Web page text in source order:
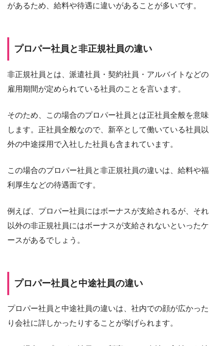
があるため、給料や待遇に違いがあることが多いです。
プロパー社員と非正規社員の違い
非正規社員とは、派遣社員・契約社員・アルバイトなどの
雇用期間が定められている社員のことを言います。
そのため、この場合のプロパー社員とは正社員全般を意味
します。正社員全般なので、新卒として働いている社員以
外の中途採用で入社した社員も含まれています。
この場合のプロパー社員と非正規社員の違いは、給料や福
利厚生などの待遇面です。
例えば、プロパー社員にはボーナスが支給されるが、それ
以外の非正規社員にはボーナスが支給されないといったケ
ースがあるでしょう。
プロパー社員と中途社員の違い
プロパー社員と中途社員の違いは、社内での顔が広かった
り会社に詳しかったりすることが挙げられます。